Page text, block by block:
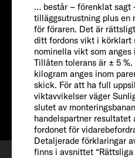
… består – förenklat sagt
tilläggsutrustning plus en
för föraren. Det är
ditt fordons vikt i körklart
nominella vikt som
Tillåten tolerans är ± 5
kilogram anges inom
skick. För att ha full
viktavvikelser väger
slutet av
handelspartner resultatet
fordonet för
Detaljerade förklaringar
finns i avsnittet “Rättsliga
Pris från
Från
Info
699 CM
Konfigurera